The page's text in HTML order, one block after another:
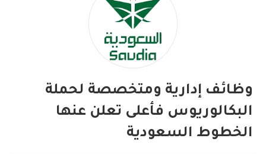
وظائف إدارية ومتخصصة لحملة
البكالوريوس فأعلى تعلن عنها
الخطوط السعودية